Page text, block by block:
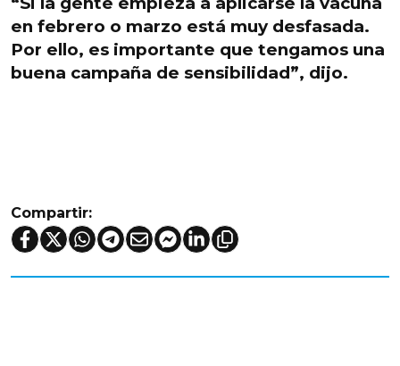
en febrero o marzo está muy desfasada.
Por ello, es importante que tengamos una
buena campaña de sensibilidad”, dijo.
Compartir: